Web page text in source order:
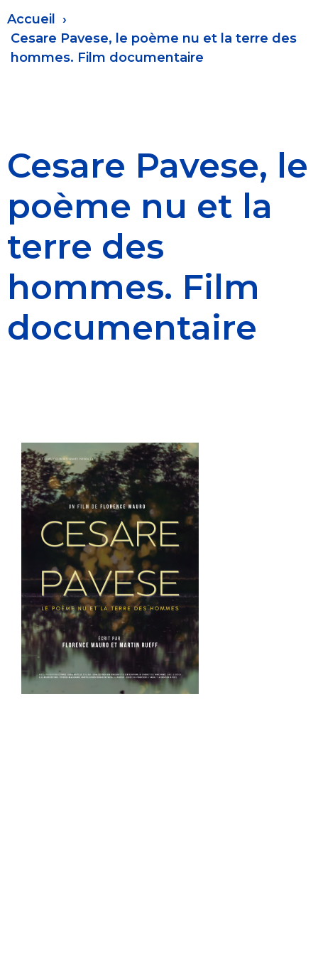
Fil
d'Ariane
Accueil
Cesare Pavese, le poème nu et la terre des
hommes. Film documentaire
Cesare Pavese, le
poème nu et la
terre des
hommes. Film
documentaire